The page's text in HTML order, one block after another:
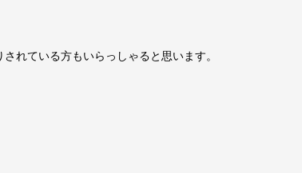
れている方もいらっしゃると思います。